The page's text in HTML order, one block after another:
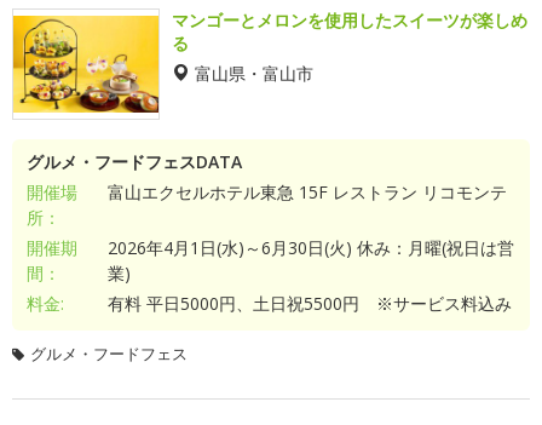
マンゴーとメロンを使用したスイーツが楽しめ
る
富山県・富山市
グルメ・フードフェスDATA
開催場
所：
富山エクセルホテル東急 15F レストラン リコモンテ
開催期
間：
2026年4月1日(水)～6月30日(火) 休み：月曜(祝日は営
業)
料金:
有料 平日5000円、土日祝5500円 ※サービス料込み
グルメ・フードフェス